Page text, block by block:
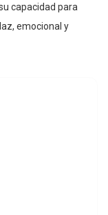
capacidad para
emocional y